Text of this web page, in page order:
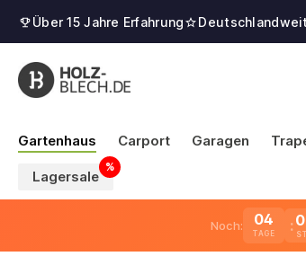
Über 15 Jahre Erfahrung
Gartenhaus Carport Garagen
Lagersale
Noch: 04
TAGE